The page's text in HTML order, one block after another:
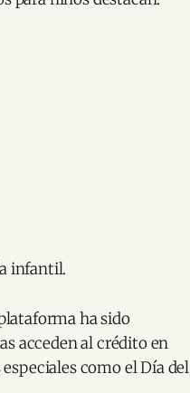
infantil.
ha sido
acceden al crédito en
como el Día del